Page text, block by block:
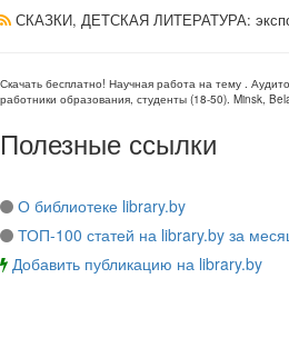
СКАЗКИ, ДЕТСКАЯ ЛИТЕРАТУРА:
Скачать бесплатно! Научная работа на тему .
работники образования, студенты (18-50). Minsk,
Полезные ссылки
О библиотеке library.by
ТОП-100 статей на library.by за
Добавить публикацию на library.by